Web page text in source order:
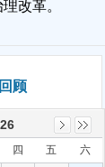
改革。
顾
四 五 六